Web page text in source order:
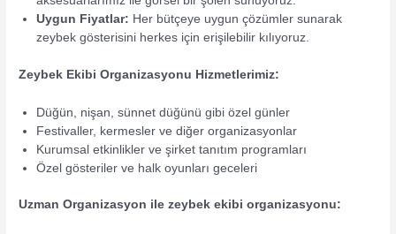
Uygun Fiyatlar: Her bütçeye uygun çözümler sunarak
zeybek gösterisini herkes için erişilebilir kılıyoruz.
Zeybek Ekibi Organizasyonu Hizmetlerimiz:
Düğün, nişan, sünnet düğünü gibi özel günler
Festivaller, kermesler ve diğer organizasyonlar
Kurumsal etkinlikler ve şirket tanıtım programları
Özel gösteriler ve halk oyunları geceleri
Uzman Organizasyon ile zeybek ekibi organizasyonu: